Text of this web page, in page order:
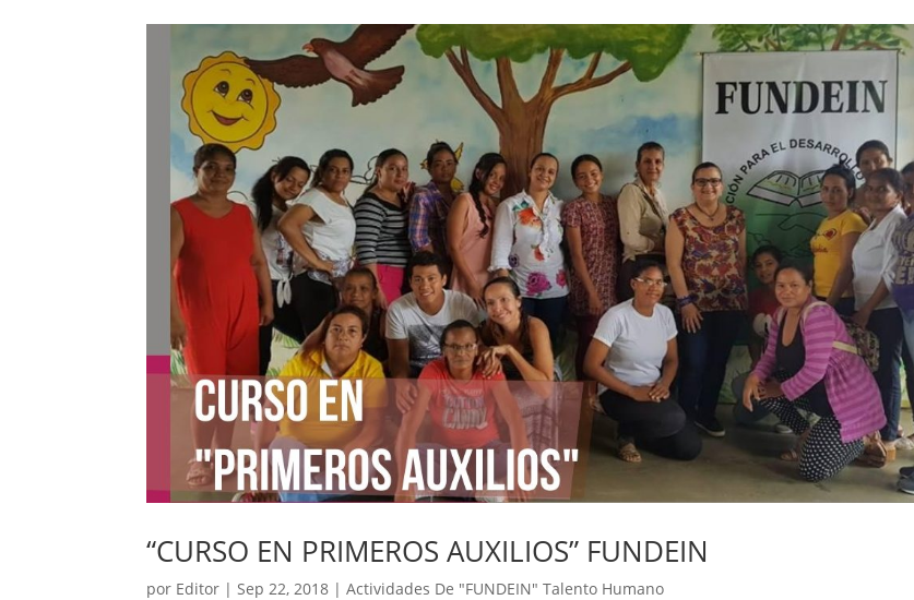
“CURSO EN PRIMEROS AUXILIOS” FUNDEIN
por Editor | Sep 22, 2018 |Actividades De "FUNDEIN" Talento Humano